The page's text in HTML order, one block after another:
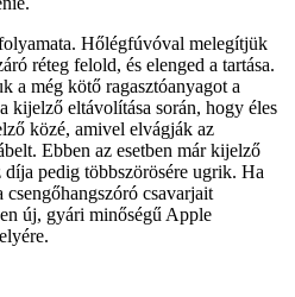
Hőlégfúvóval melegítjük
réteg felold, és elenged a tartása.
a még kötő ragasztóanyagot a
kijelző eltávolítása során, hogy éles
közé, amivel elvágják az
Ebben az esetben már kijelző
pedig többszörösére ugrik. Ha
csavarjait
új, gyári minőségű Apple